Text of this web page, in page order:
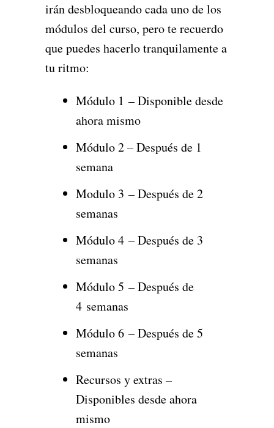
irán desbloqueando cada uno de los
módulos del curso, pero te recuerdo
que puedes hacerlo tranquilamente a
tu ritmo:
Módulo 1 – Disponible desde
ahora mismo
Módulo 2 – Después de 1
semana
Modulo 3 – Después de 2
semanas
Módulo 4 – Después de 3
semanas
Módulo 5 – Después de
4 semanas
Módulo 6 – Después de 5
semanas
Recursos y extras –
Disponibles desde ahora
mismo